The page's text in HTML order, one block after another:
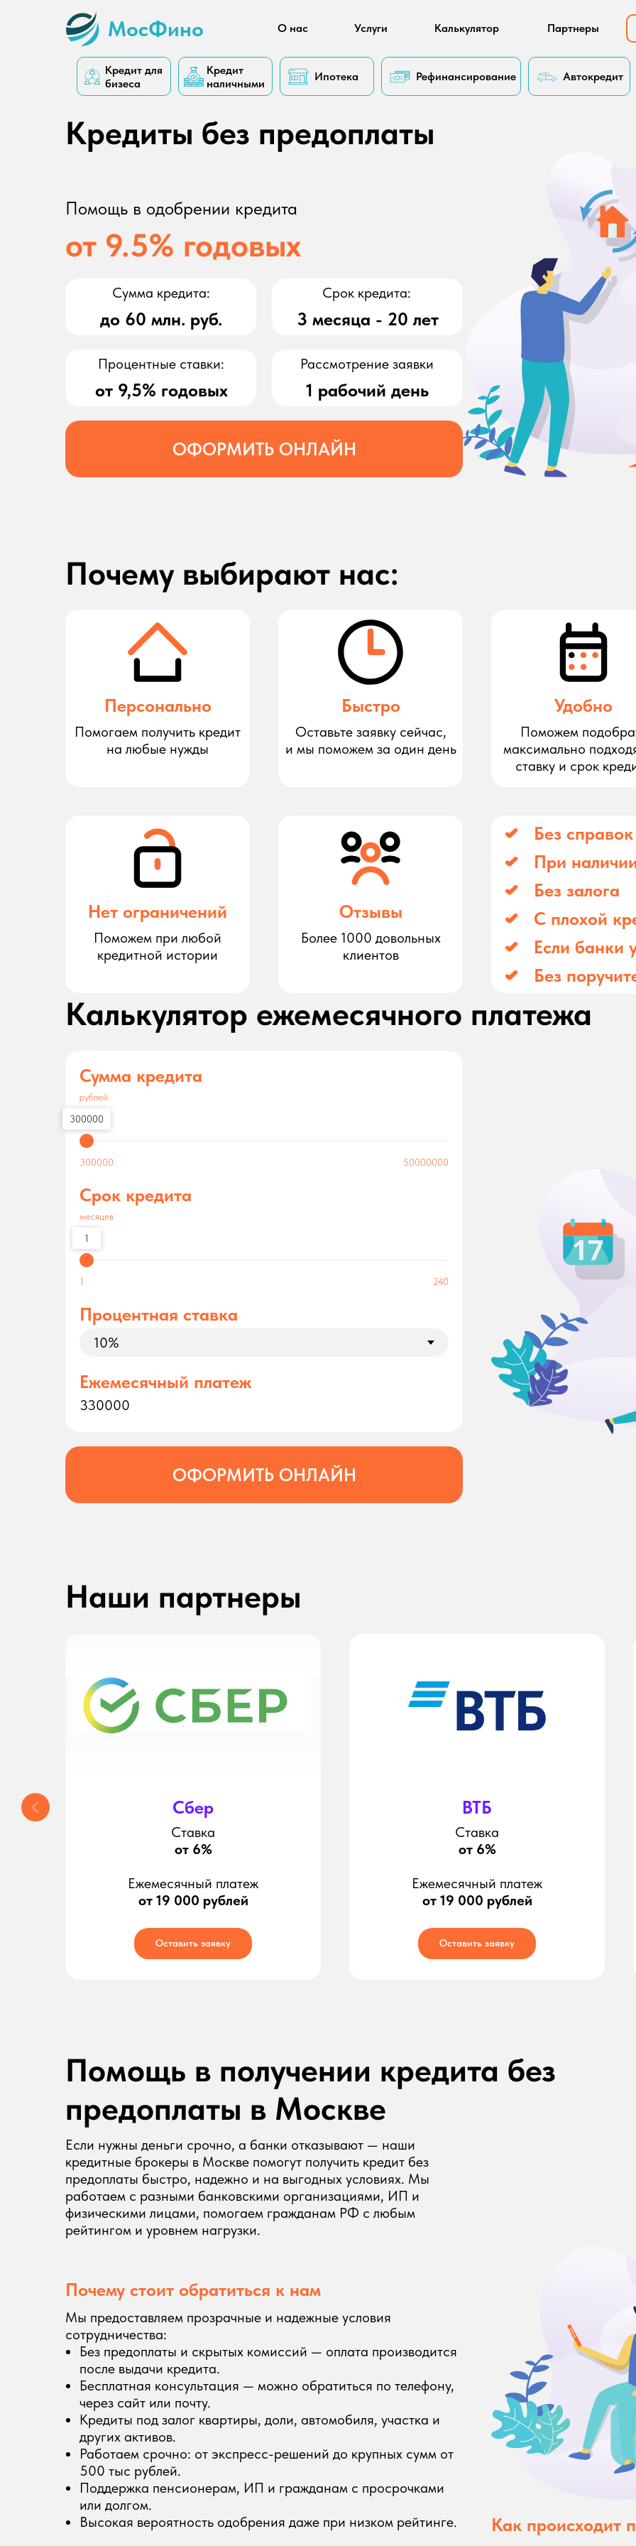
Кредиты без предоплаты
Помощь в одобрении кредита
от 9.5% годовых
до 60 млн. руб.
Сумма кредита:
3 месяца - 20 лет
Срок кредита:
от 9,5% годовых
Процентные ставки:
1 рабочий день
Рассмотрение заявки
ОФОРМИТЬ ОНЛАЙН
МосФино Услуги Калькулятор Партнеры
О нас
Кредит
наличными
Ипотека Рефинансирование Автокредит
Кредит для
бизеса
Почему выбирают нас:
Персонально
Помогаем получить кредит
на любые нужды
Быстро
Оставьте заявку сейчас,
и мы поможем за один день
Удобно
Поможем
максимально
ставку и срок
Нет ограничений
Поможем при любой
кредитной истории
Отзывы
Более 1000 довольных
клиентов
Без
При
Без залога
С плохой
Если банки
Без
Сумма кредита
рублей
300000
300000 50000000
Срок кредита
месяцев
1
1 240
Процентная ставка
Ежемесячный платеж
330000
ОФОРМИТЬ ОНЛАЙН
Калькулятор ежемесячного платежа
Наши партнеры
Сбер
Ставка
от 6%
Ежемесячный платеж
от 19 000 рублей
Оставить заявку
ВТБ
Ставка
от 6%
Ежемесячный платеж
от 19 000 рублей
Оставить заявку
Помощь в получении кредита без
предоплаты в Москве
Если нужны деньги срочно, а банки отказывают — наши
кредитные брокеры в Москве помогут получить кредит без
предоплаты быстро, надежно и на выгодных условиях. Мы
работаем с разными банковскими организациями, ИП и
физическими лицами, помогаем гражданам РФ с любым
рейтингом и уровнем нагрузки.
Почему стоит обратиться к нам
Мы предоставляем прозрачные и надежные условия
сотрудничества:
Без предоплаты и скрытых комиссий — оплата производится
после выдачи кредита.
Бесплатная консультация — можно обратиться по телефону,
через сайт или почту.
Кредиты под залог квартиры, доли, автомобиля, участка и
других активов.
Работаем срочно: от экспресс-решений до крупных сумм от
500 тыс рублей.
Поддержка пенсионерам, ИП и гражданам с просрочками
или долгом.
Высокая вероятность одобрения даже при низком рейтинге.
Как происходит